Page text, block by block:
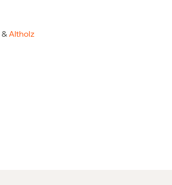
& Altholz